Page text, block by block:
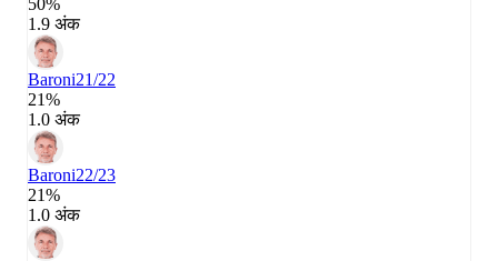
50%
1.9 अंक
Baroni21/22
21%
1.0 अंक
Baroni22/23
21%
1.0 अंक